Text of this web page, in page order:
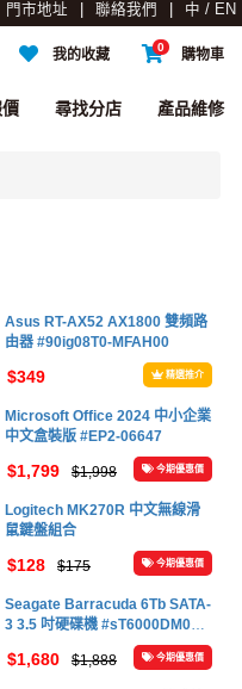
門市地址 聯絡我們 中 / EN
0 購物車
我的收藏
產品維修
尋找分店
Asus RT-AX52 AX1800 雙頻路
由器 #90ig08T0-MFAH00
$349 精選推介
Microsoft Office 2024 中小企業
中文盒裝版 #EP2-06647
$1,799 $1,998 今期優惠價
Logitech MK270R 中文無線滑
鼠鍵盤組合
$128 $175 今期優惠價
Seagate Barracuda 6Tb SATA-
3 3.5 吋硬碟機 #sT6000DM003
$1,680 $1,888 今期優惠價